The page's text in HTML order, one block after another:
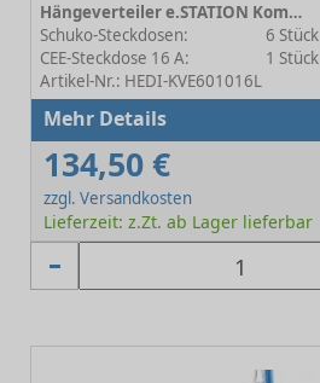
Hängeverteiler e.STATION Kombi Energie / Druckluft 9.5
Schuko-Steckdosen:
6 Stück
CEE-Steckdose 16 A:
1 Stück
Artikel-Nr.: HEDI-KVE601016L
Mehr Details
134,50 €
zzgl. Versandkosten
Lieferzeit: z.Zt. ab Lager lieferbar